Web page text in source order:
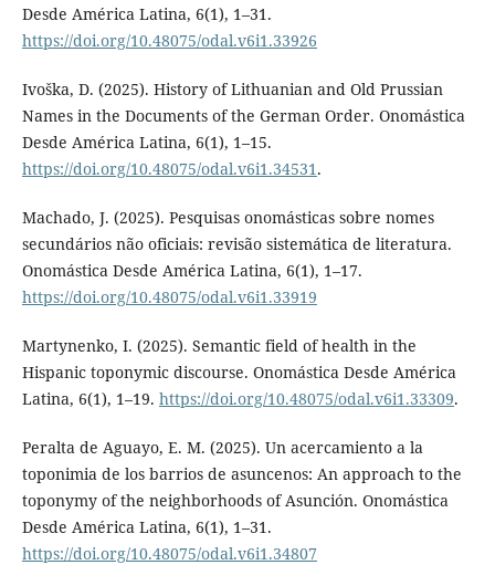
Desde América Latina, 6(1), 1–31.
https://doi.org/10.48075/odal.v6i1.33926
Ivoška, D. (2025). History of Lithuanian and Old Prussian
Names in the Documents of the German Order. Onomástica
Desde América Latina, 6(1), 1–15.
https://doi.org/10.48075/odal.v6i1.34531.
Machado, J. (2025). Pesquisas onomásticas sobre nomes
secundários não oficiais: revisão sistemática de literatura.
Onomástica Desde América Latina, 6(1), 1–17.
https://doi.org/10.48075/odal.v6i1.33919
Martynenko, I. (2025). Semantic field of health in the
Hispanic toponymic discourse. Onomástica Desde América
Latina, 6(1), 1–19. https://doi.org/10.48075/odal.v6i1.33309.
Peralta de Aguayo, E. M. (2025). Un acercamiento a la
toponimia de los barrios de asuncenos: An approach to the
toponymy of the neighborhoods of Asunción. Onomástica
Desde América Latina, 6(1), 1–31.
https://doi.org/10.48075/odal.v6i1.34807